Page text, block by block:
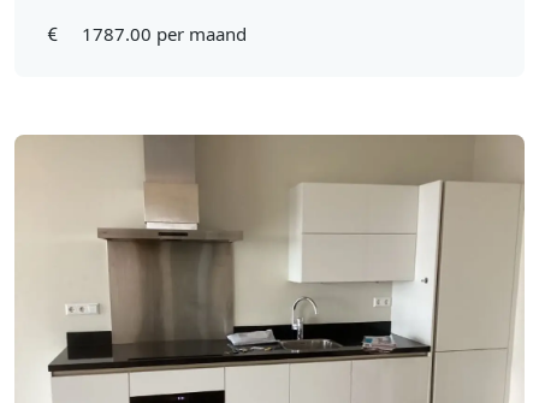
1787.00 per maand